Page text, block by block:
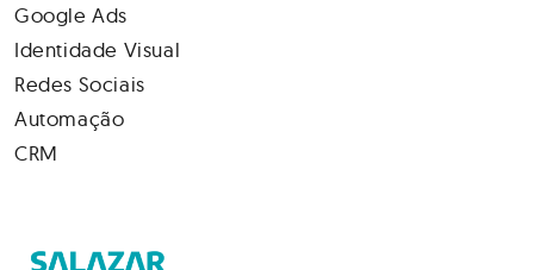
Google Ads
Identidade Visual
Redes Sociais
Automação
CRM